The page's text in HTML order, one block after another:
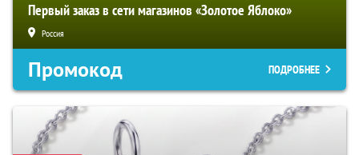
Первый заказ в сети магазинов «Золотое Яблоко»
Россия
Промокод ПОДРОБНЕЕ